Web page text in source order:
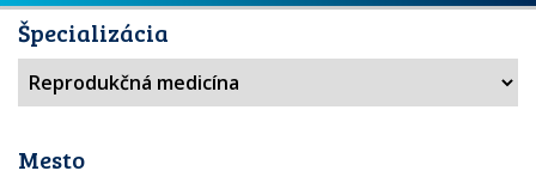
Špecializácia
Mesto